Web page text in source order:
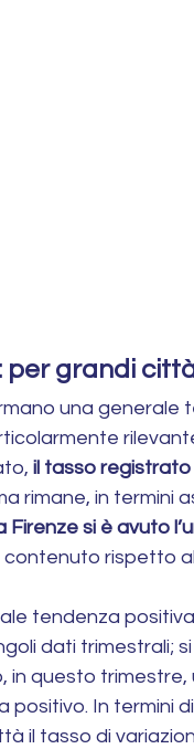
per grandi
una generale
il tasso registrato
rimane, in termini
Firenze si è avuto
rispetto al
tendenza
dati trimestrali;
in questo trimestre,
In termini
il tasso di